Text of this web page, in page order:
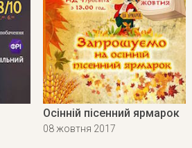
Осінній пісенний ярмарок
08 жовтня 2017